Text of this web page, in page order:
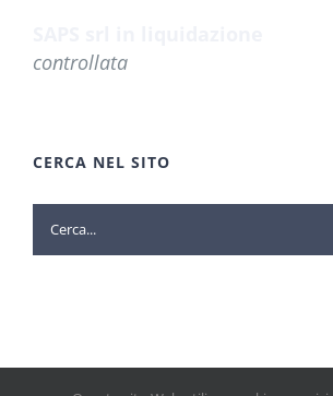
controllata
CERCA NEL SITO